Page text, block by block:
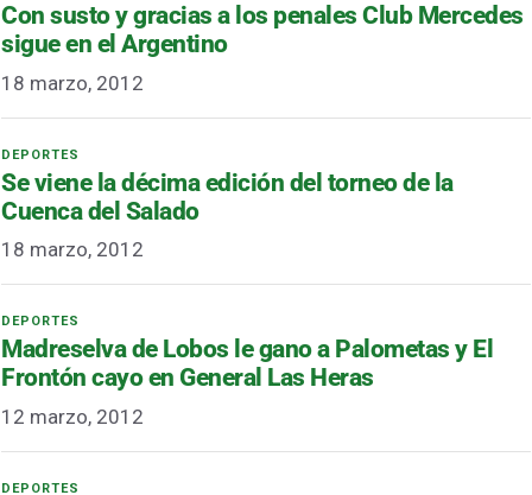
Con susto y gracias a los penales Club Mercedes
sigue en el Argentino
18 marzo, 2012
Se viene la décima edición del torneo de la
Cuenca del Salado
18 marzo, 2012
Madreselva de Lobos le gano a Palometas y El
Frontón cayo en General Las Heras
12 marzo, 2012